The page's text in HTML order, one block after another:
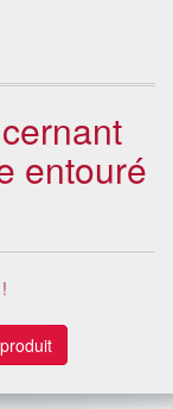
entouré